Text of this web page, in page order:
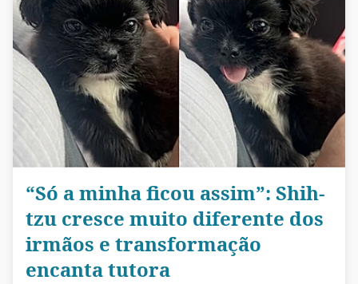
“Só a minha ficou assim”: Shih-
tzu cresce muito diferente dos
irmãos e transformação
encanta tutora